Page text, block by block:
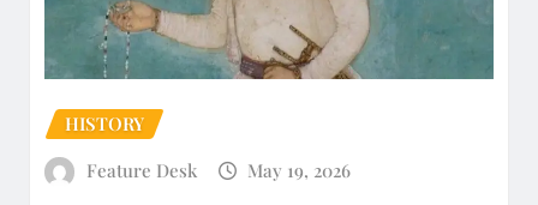
HISTORY
Feature Desk
May 19, 2026